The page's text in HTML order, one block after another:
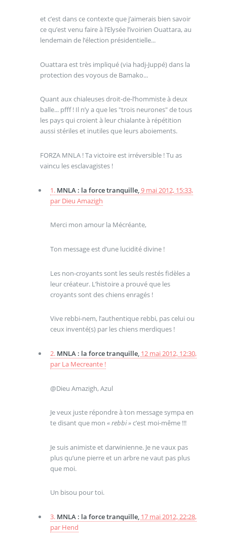
et c’est dans ce contexte que j’aimerais bien savoir
ce qu’est venu faire à l’Elysée l’ivoirien Ouattara, au
lendemain de l’élection présidentielle...
Ouattara est très impliqué (via hadj-Juppé) dans la
protection des voyous de Bamako...
Quant aux chialeuses droit-de-l’hommiste à deux
balle... pfff ! Il n’y a que les "trois neurones" de tous
les pays qui croient à leur chialante à répétition
aussi stériles et inutiles que leurs aboiements.
FORZA MNLA ! Ta victoire est irréversible ! Tu as
vaincu les esclavagistes !
1. MNLA : la force tranquille, 9 mai 2012, 15:33,
par Dieu Amazigh
Merci mon amour la Mécréante,
Ton message est d’une lucidité divine !
Les non-croyants sont les seuls restés fidèles a
leur créateur. L’histoire a prouvé que les
croyants sont des chiens enragés !
Vive rebbi-nem, l’authentique rebbi, pas celui ou
ceux inventé(s) par les chiens merdiques !
2. MNLA : la force tranquille, 12 mai 2012, 12:30,
par La Mecreante !
@Dieu Amazigh, Azul
Je veux juste répondre à ton message sympa en
te disant que mon « rebbi »c’est moi-même !!!
Je suis animiste et darwinienne. Je ne vaux pas
plus qu’une pierre et un arbre ne vaut pas plus
que moi.
Un bisou pour toi.
3. MNLA : la force tranquille, 17 mai 2012, 22:28,
par Hend